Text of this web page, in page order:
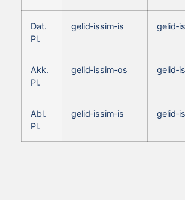
Dat.
Pl.
gelid‑issim‑is
Akk.
Pl.
gelid‑issim‑os
Abl.
Pl.
gelid‑issim‑is